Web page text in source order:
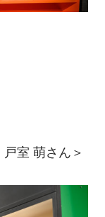
室 萌さん＞